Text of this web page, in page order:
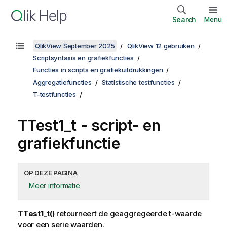
Search Menu
QlikView September 2025
QlikView 12 gebruiken
Scriptsyntaxis en grafiekfuncties
Functies in scripts en grafiekuitdrukkingen
Aggregatiefuncties
Statistische testfuncties
T-testfuncties
TTest1_t - script- en
grafiekfunctie
OP DEZE PAGINA
Meer informatie
TTest1_t()retourneert de geaggregeerde t-waarde
voor een serie waarden.